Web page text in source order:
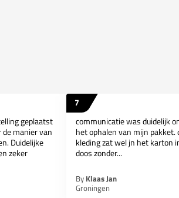
geplaatst
manier van
Duidelijke
zeker
7
communicatie was duidelijk
het ophalen van mijn pakket.
kleding zat wel jn het karton
doos zonder...
By Klaas Jan
Groningen